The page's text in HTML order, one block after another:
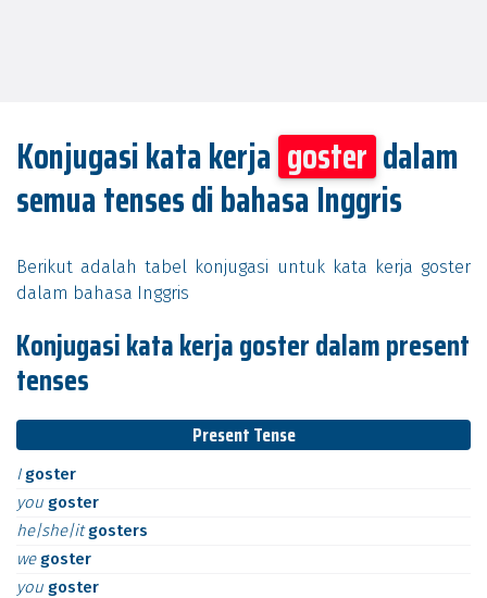
Konjugasi kata kerja goster dalam
semua tenses di bahasa Inggris
Berikut adalah tabel konjugasi untuk kata kerja goster
dalam bahasa Inggris
Konjugasi kata kerja goster dalam present
tenses
Present Tense
I goster
you goster
he|she|itgosters
we goster
you goster